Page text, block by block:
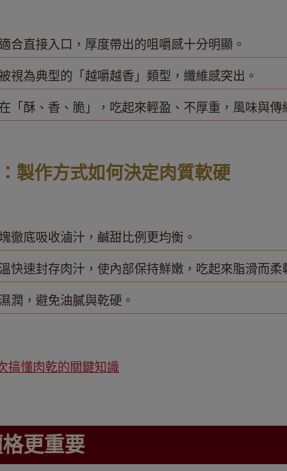
合直接入口，厚度帶出的咀嚼感十分明顯。
視為典型的「越嚼越香」類型，纖維感突出。
「酥、香、脆」，吃起來輕盈、不厚重，風味與傳
製作方式如何決定肉質軟硬
徹底吸收滷汁，鹹甜比例更均衡。
快速封存肉汁，使內部保持鮮嫩，吃起來脂滑而柔
潤，避免油膩與乾硬。
搞懂肉乾的關鍵知識
更重要